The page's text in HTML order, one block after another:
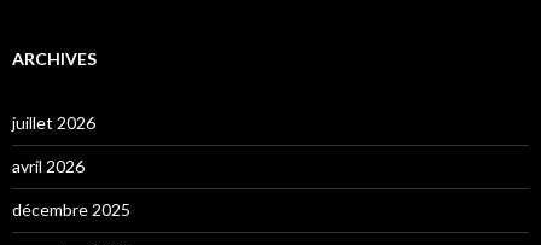
ARCHIVES
juillet 2026
avril 2026
décembre 2025